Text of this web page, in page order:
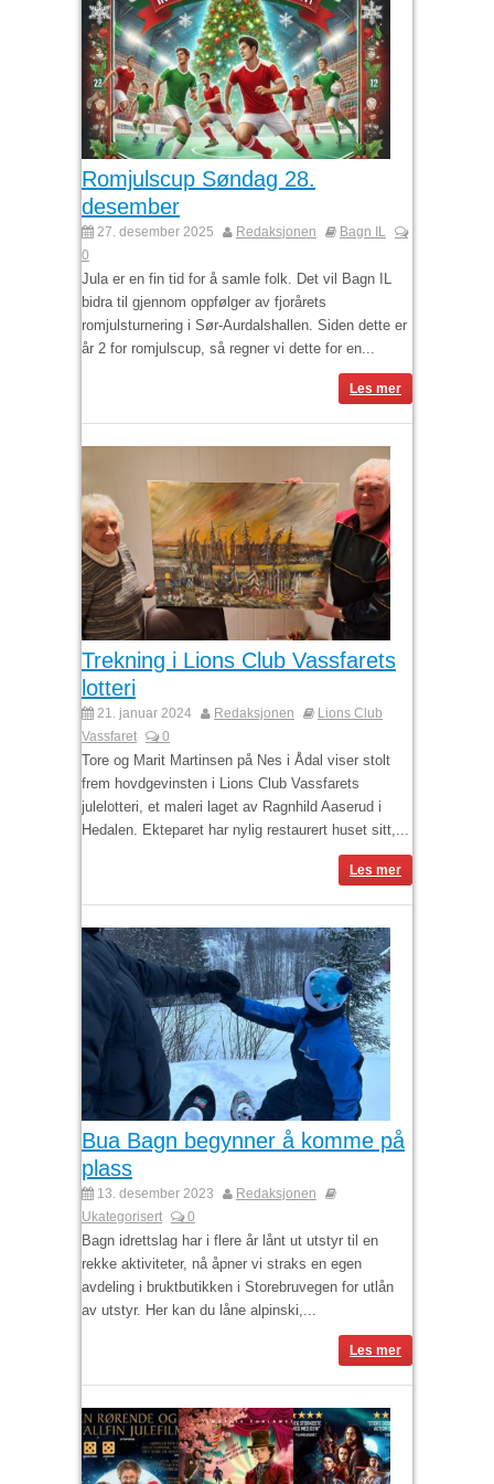
Romjulscup Søndag 28.
desember
27. desember 2025 Redaksjonen
Bagn IL
0
Jula er en fin tid for å samle folk. Det vil Bagn IL
bidra til gjennom oppfølger av fjorårets
romjulsturnering i Sør-Aurdalshallen. Siden dette er
år 2 for romjulscup, så regner vi dette for en...
Les mer
Trekning i Lions Club Vassfarets
lotteri
21. januar 2024 Redaksjonen
Lions Club
Vassfaret
0
Tore og Marit Martinsen på Nes i Ådal viser stolt
frem hovdgevinsten i Lions Club Vassfarets
julelotteri, et maleri laget av Ragnhild Aaserud i
Hedalen. Ekteparet har nylig restaurert huset sitt,...
Les mer
Bua Bagn begynner å komme på
plass
13. desember 2023
Redaksjonen
Ukategorisert
0
Bagn idrettslag har i flere år lånt ut utstyr til en
rekke aktiviteter, nå åpner vi straks en egen
avdeling i bruktbutikken i Storebruvegen for utlån
av utstyr. Her kan du låne alpinski,...
Les mer